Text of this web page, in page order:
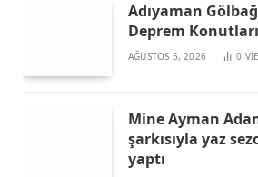
Adıyaman
Deprem
AĞUSTOS 5, 2026 0
Mine Ayman
şarkısıyla yaz
yaptı